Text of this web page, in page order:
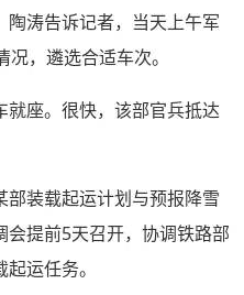
涛告诉记者，当天上午军
，遴选合适车次。
座。很快，该部官兵抵达
装载起运计划与预报降雪
提前5天召开，协调铁路部
运任务。